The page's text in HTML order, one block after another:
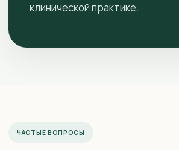
клинической практике.
ЧАСТЫЕ ВОПРОСЫ